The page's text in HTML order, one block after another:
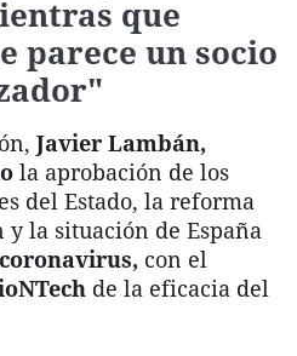
que
parece un socio
Javier Lambán,
la aprobación de los
del Estado, la reforma
la situación de España
con el
de la eficacia del